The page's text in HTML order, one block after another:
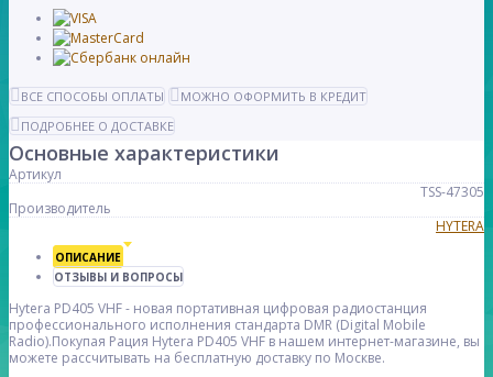
ВСЕ СПОСОБЫ ОПЛАТЫ
МОЖНО ОФОРМИТЬ В КРЕДИТ
ПОДРОБНЕЕ О ДОСТАВКЕ
Основные характеристики
Артикул
TSS-47305
Производитель
HYTERA
ОПИСАНИЕ
ОТЗЫВЫ И ВОПРОСЫ
Hytera PD405 VHF - новая портативная цифровая радиостанция
профессионального исполнения стандарта DMR (Digital Mobile
Radio).Покупая Рация Hytera PD405 VHF в нашем интернет-магазине, вы
можете рассчитывать на бесплатную доставку по Москве.